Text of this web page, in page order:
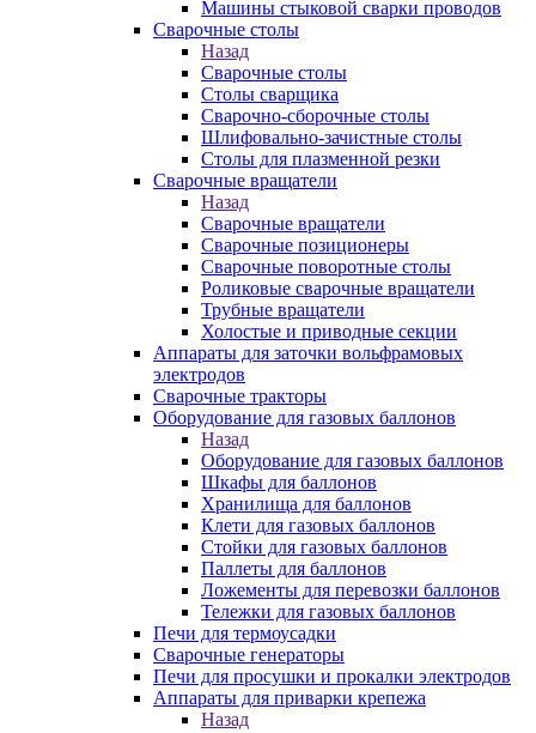
Машины стыковой сварки проводов
Сварочные столы
Назад
Сварочные столы
Столы сварщика
Сварочно-сборочные столы
Шлифовально-зачистные столы
Столы для плазменной резки
Сварочные вращатели
Назад
Сварочные вращатели
Сварочные позиционеры
Сварочные поворотные столы
Роликовые сварочные вращатели
Трубные вращатели
Холостые и приводные секции
Аппараты для заточки вольфрамовых
электродов
Сварочные тракторы
Оборудование для газовых баллонов
Назад
Оборудование для газовых баллонов
Шкафы для баллонов
Хранилища для баллонов
Клети для газовых баллонов
Стойки для газовых баллонов
Паллеты для баллонов
Ложементы для перевозки баллонов
Тележки для газовых баллонов
Печи для термоусадки
Сварочные генераторы
Печи для просушки и прокалки электродов
Аппараты для приварки крепежа
Назад